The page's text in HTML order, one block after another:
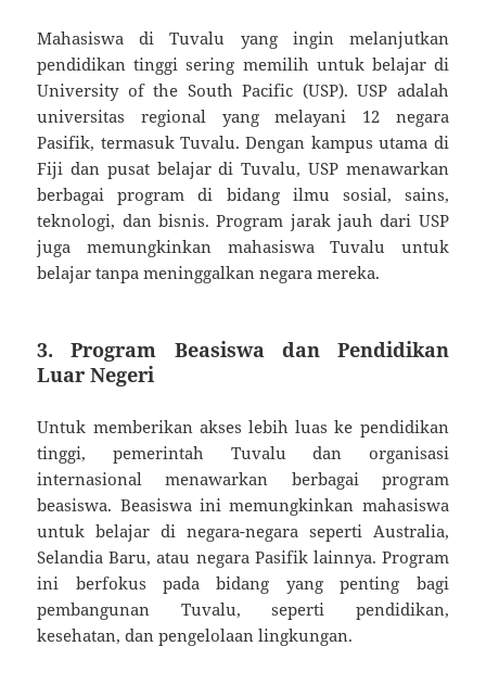
Mahasiswa di Tuvalu yang ingin melanjutkan
pendidikan tinggi sering memilih untuk belajar di
University of the South Pacific (USP). USP adalah
universitas regional yang melayani 12 negara
Pasifik, termasuk Tuvalu. Dengan kampus utama di
Fiji dan pusat belajar di Tuvalu, USP menawarkan
berbagai program di bidang ilmu sosial, sains,
teknologi, dan bisnis. Program jarak jauh dari USP
juga memungkinkan mahasiswa Tuvalu untuk
belajar tanpa meninggalkan negara mereka.
3. Program Beasiswa dan Pendidikan
Luar Negeri
Untuk memberikan akses lebih luas ke pendidikan
tinggi, pemerintah Tuvalu dan organisasi
internasional menawarkan berbagai program
beasiswa. Beasiswa ini memungkinkan mahasiswa
untuk belajar di negara-negara seperti Australia,
Selandia Baru, atau negara Pasifik lainnya. Program
ini berfokus pada bidang yang penting bagi
pembangunan Tuvalu, seperti pendidikan,
kesehatan, dan pengelolaan lingkungan.